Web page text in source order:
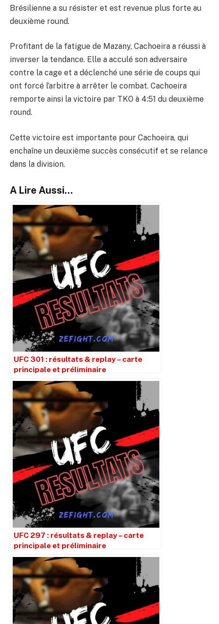
Brésilienne a su résister et est revenue plus forte au
deuxième round.
Profitant de la fatigue de Mazany, Cachoeira a réussi à
inverser la tendance. Elle a acculé son adversaire
contre la cage et a déclenché une série de coups qui
ont forcé l’arbitre à arrêter le combat. Cachoeira
remporte ainsi la victoire par TKO à 4:51 du deuxième
round.
Cette victoire est importante pour Cachoeira, qui
enchaîne un deuxième succès consécutif et se relance
dans la division.
A Lire Aussi...
UFC 301 : résultats & replay – carte
principale et préliminaire
UFC 297 : résultats & replay – carte
principale et préliminaire